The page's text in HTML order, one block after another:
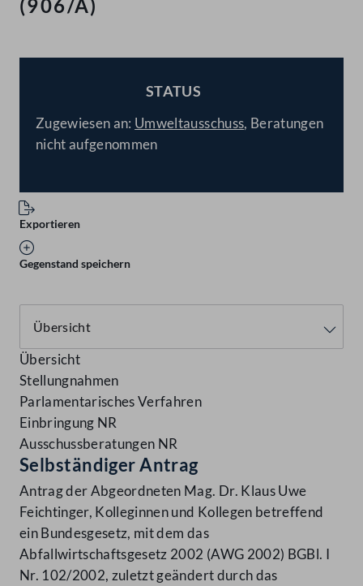
(906/A)
STATUS
Zugewiesen an: Umweltausschuss, Beratungen
nicht aufgenommen
Exportieren
Gegenstand speichern
Übersicht
Stellungnahmen
Parlamentarisches Verfahren
Einbringung NR
Ausschussberatungen NR
Selbständiger Antrag
Antrag der Abgeordneten Mag. Dr. Klaus Uwe
Feichtinger, Kolleginnen und Kollegen betreffend
ein Bundesgesetz, mit dem das
Abfallwirtschaftsgesetz 2002 (AWG 2002) BGBl. I
Nr. 102/2002, zuletzt geändert durch das